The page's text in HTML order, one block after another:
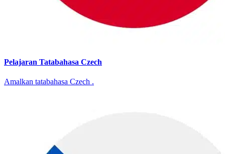
Pelajaran Tatabahasa Czech
Amalkan tatabahasa Czech .